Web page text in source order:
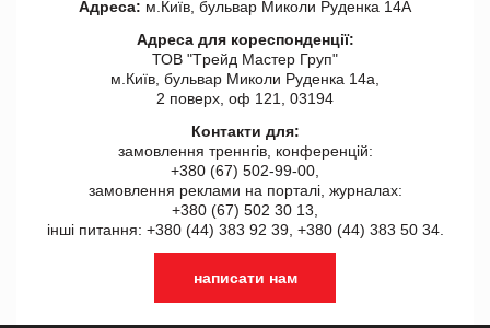
Адреса: м.Київ, бульвар Миколи Руденка 14А
Адреса для кореспонденції:
ТОВ "Tрейд Мастер Груп"
м.Київ, бульвар Миколи Руденка 14а,
2 поверх, оф 121, 03194
Контакти для:
замовлення треннгів, конференцій:
+380 (67) 502-99-00,
замовлення реклами на порталі, журналах:
+380 (67) 502 30 13,
інші питання: +380 (44) 383 92 39, +380 (44) 383 50 34.
написати нам